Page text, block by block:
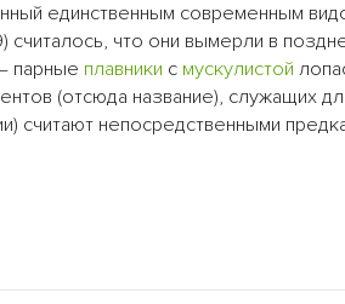
единственным современным
считалось, что они вымерли в
парные плавники с мускулистой
(отсюда название), служащих
считают непосредственными